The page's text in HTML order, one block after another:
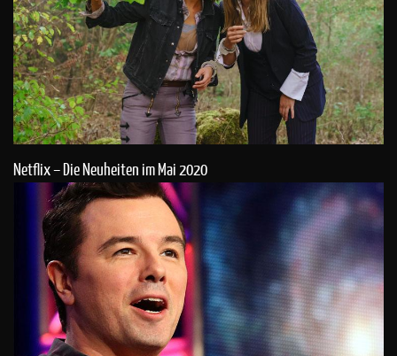
Netflix – Die Neuheiten im Mai 2020